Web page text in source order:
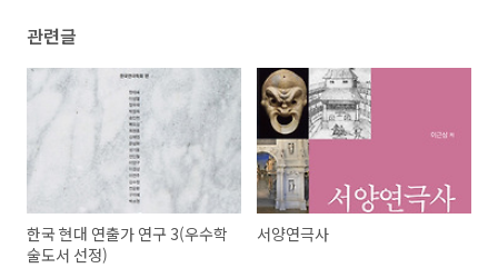
관련글
한국 현대 연출가 연구 3(우수학
술도서 선정)
서양연극사